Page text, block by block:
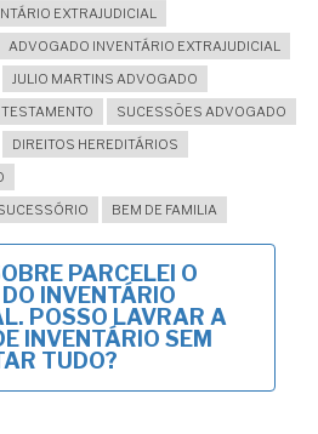
EXTRAJUDICIAL
ADVOGADO INVENTÁRIO EXTRAJUDICIAL
JULIO MARTINS ADVOGADO
SUCESSÕES ADVOGADO
DIREITOS HEREDITÁRIOS
BEM DE FAMILIA
PARCELEI O
DO INVENTÁRIO
POSSO LAVRAR A
INVENTÁRIO SEM
TUDO?